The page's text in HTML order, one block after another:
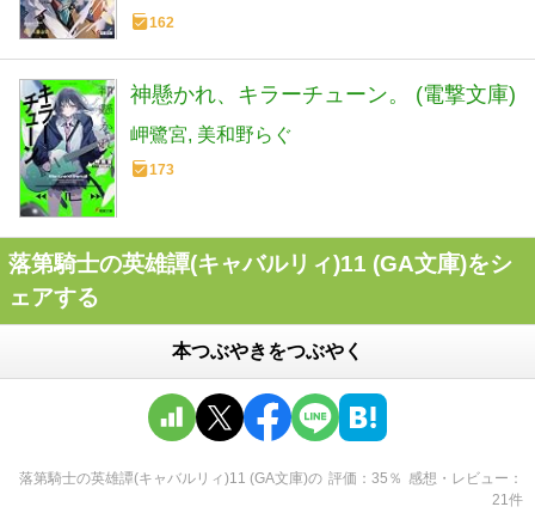
162
神懸かれ、キラーチューン。 (電撃文庫)
岬鷺宮 美和野らぐ
173
落第騎士の英雄譚(キャバルリィ)11 (GA文庫)をシ
ェアする
本つぶやきをつぶやく
落第騎士の英雄譚(キャバルリィ)11 (GA文庫)の 評価 35 ％ 感想・レビュー
21件